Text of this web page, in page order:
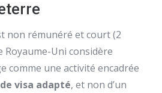
non rémunéré et court (2
Royaume-Uni considère
comme une activité encadrée
visa adapté, et non d’un